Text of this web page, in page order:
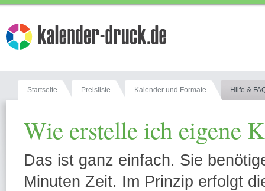
Startseite Preisliste Kalender und Formate Hilfe &
Wie erstelle ich eigene
Das ist ganz einfach. Sie
Minuten Zeit. Im Prinzip erfolgt